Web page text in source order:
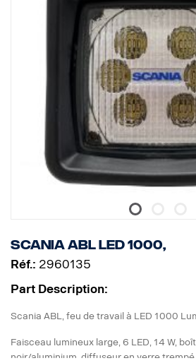
Scania ABL LED 1000,
Réf.: 2960135
Part Description:
Scania ABL, feu de travail à LED 1000
Faisceau lumineux large, 6 LED, 14 W,
noir/aluminium, diffuseur en verre trempé